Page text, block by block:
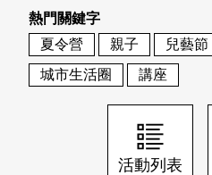
地圖搜尋
關於我們
刊物索取地點
會員基本資料
刊登活動
網站導覽
日本語
熱門關鍵字
夏令營
親子 兒藝節
城市生活圈
講座
活動列表